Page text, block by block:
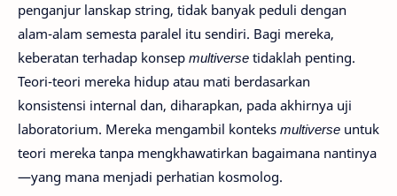
penganjur lanskap string, tidak banyak peduli dengan
alam-alam semesta paralel itu sendiri. Bagi mereka,
keberatan terhadap konsep multiverse tidaklah penting.
Teori-teori mereka hidup atau mati berdasarkan
konsistensi internal dan, diharapkan, pada akhirnya uji
laboratorium. Mereka mengambil konteks multiverse untuk
teori mereka tanpa mengkhawatirkan bagaimana nantinya
—yang mana menjadi perhatian kosmolog.